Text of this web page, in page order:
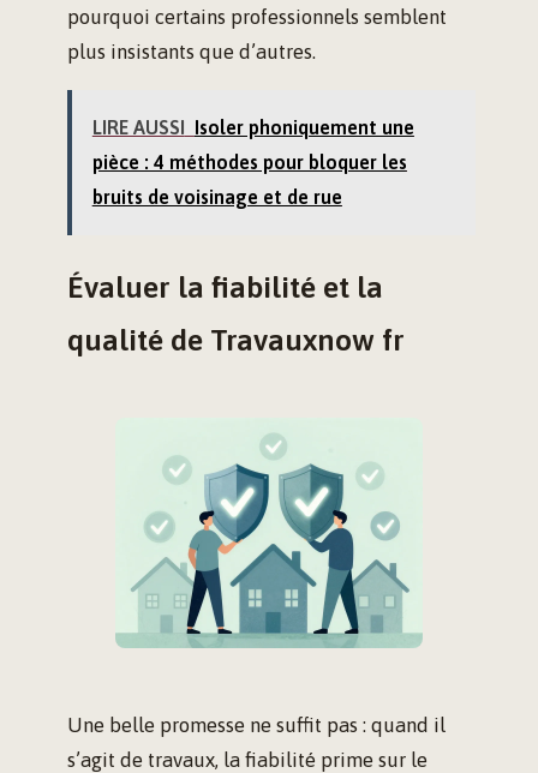
pourquoi certains professionnels semblent
plus insistants que d’autres.
LIRE AUSSI Isoler phoniquement une
pièce : 4 méthodes pour bloquer les
bruits de voisinage et de rue
Évaluer la fiabilité et la
qualité de Travauxnow fr
Une belle promesse ne suffit pas : quand il
s’agit de travaux, la fiabilité prime sur le